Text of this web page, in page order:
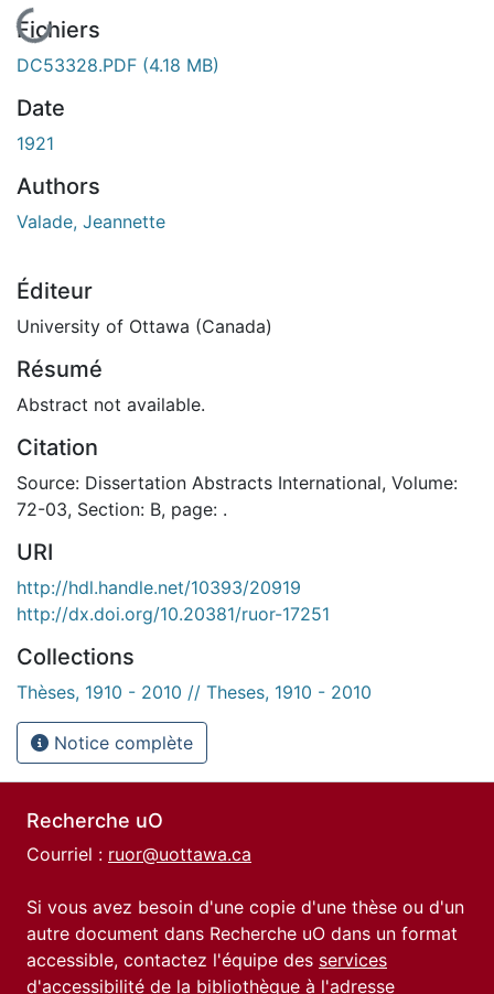
En cours de chargement...
Fichiers
DC53328.PDF (4.18 MB)
Date
1921
Authors
Valade, Jeannette
Éditeur
University of Ottawa (Canada)
Résumé
Abstract not available.
Citation
Source: Dissertation Abstracts International, Volume:
72-03, Section: B, page: .
URI
http://hdl.handle.net/10393/20919
http://dx.doi.org/10.20381/ruor-17251
Collections
Thèses, 1910 - 2010 // Theses, 1910 - 2010
Notice complète
Recherche uO
Courriel : ruor@uottawa.ca
Si vous avez besoin d'une copie d'une thèse ou d'un
autre document dans Recherche uO dans un format
accessible, contactez l'équipe des services
d'accessibilité de la bibliothèque à l'adresse